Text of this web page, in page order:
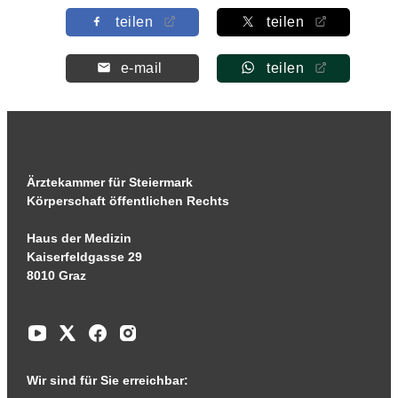
teilen teilen
e-mail teilen
Ärztekammer für Steiermark
Körperschaft öffentlichen Rechts
Haus der Medizin
Kaiserfeldgasse 29
8010 Graz
Wir sind für Sie erreichbar: